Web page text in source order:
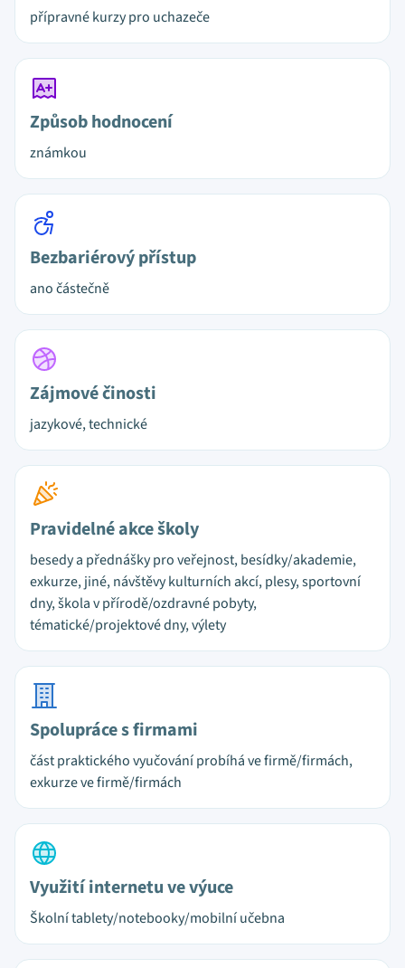
přípravné kurzy pro uchazeče
Způsob hodnocení
známkou
Bezbariérový přístup
ano částečně
Zájmové činosti
jazykové, technické
Pravidelné akce školy
besedy a přednášky pro veřejnost, besídky/akademie,
exkurze, jiné, návštěvy kulturních akcí, plesy, sportovní
dny, škola v přírodě/ozdravné pobyty,
tématické/projektové dny, výlety
Spolupráce s firmami
část praktického vyučování probíhá ve firmě/firmách,
exkurze ve firmě/firmách
Využití internetu ve výuce
Školní tablety/notebooky/mobilní učebna